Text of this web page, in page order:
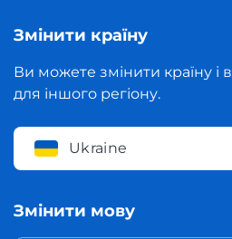
Змінити країну
Ви можете змінити країну і
для іншого регіону.
Ukraine
Змінити мову